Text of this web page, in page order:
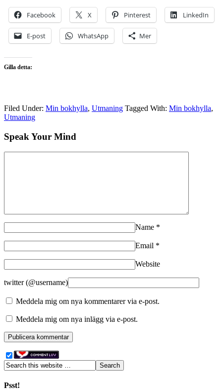
Facebook X Pinterest LinkedIn
E-post WhatsApp Mer
Gilla detta:
Filed Under: Min bokhylla, Utmaning Tagged With: Min bokhylla,
Utmaning
Speak Your Mind
Name *
Email *
Website
twitter (@username)
Meddela mig om nya kommentarer via e-post.
Meddela mig om nya inlägg via e-post.
Psst!